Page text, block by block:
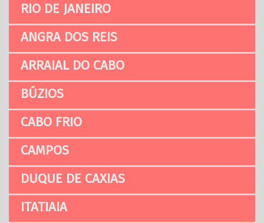
RIO DE JANEIRO
ANGRA DOS REIS
ARRAIAL DO CABO
BÚZIOS
CABO FRIO
CAMPOS
DUQUE DE CAXIAS
ITATIAIA